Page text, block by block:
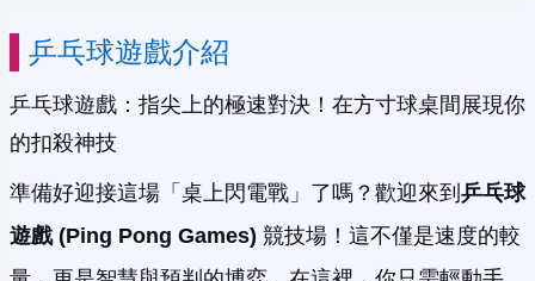
乒乓球遊戲介紹
乒乓球遊戲：指尖上的極速對決！在方寸球桌間展現你
的扣殺神技
準備好迎接這場「桌上閃電戰」了嗎？歡迎來到 乒乓球
遊戲 (Ping Pong Games) 競技場！這不僅是速度的較